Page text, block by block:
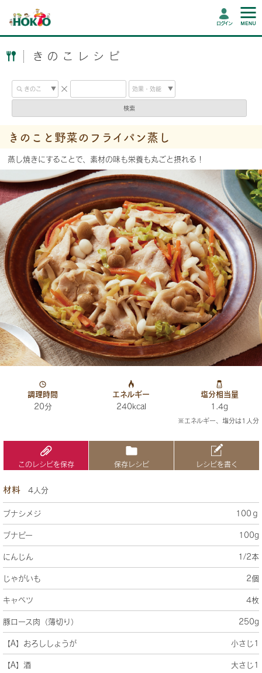
ログイン
きのこレシピ
検索
きのこと野菜のフライパン蒸し
蒸し焼きにすることで、素材の味も栄養も丸ごと摂れる！
調理時間
20分
エネルギー
240kcal
塩分相当量
1.4g
※エネルギー、塩分は1人分
このレシピを保存 保存レシピ レシピを書く
材料 4人分
ブナシメジ 100ｇ
ブナピー 100g
にんじん 1/2本
じゃがいも 2個
キャベツ 4枚
豚ロース肉（薄切り） 250g
【A】おろししょうが 小さじ1
【A】酒 大さじ1